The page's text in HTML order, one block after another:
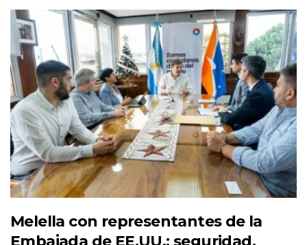
Melella con representantes de la